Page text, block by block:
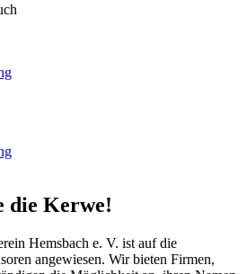
die Kerwe!​
Hemsbach e. V. ist auf die
angewiesen. Wir bieten Firmen,